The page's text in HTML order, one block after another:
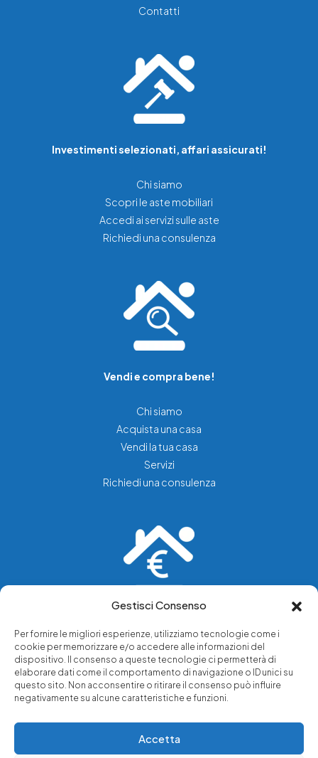
Gestisci Consenso
Per fornire le migliori esperienze, utilizziamo tecnologie come i
cookie per memorizzare e/o accedere alle informazioni del
dispositivo. Il consenso a queste tecnologie ci permetterà di
elaborare dati come il comportamento di navigazione o ID unici su
questo sito. Non acconsentire o ritirare il consenso può influire
negativamente su alcune caratteristiche e funzioni.
Accetta
Contatti
Investimenti selezionati, affari assicurati!
Chi siamo
Scopri le aste mobiliari
Accedi ai servizi sulle aste
Richiedi una consulenza
Vendi e compra bene!
Chi siamo
Acquista una casa
Vendi la tua casa
Servizi
Richiedi una consulenza
Chi siamo
Servizi di tutela legale
Notizie e approfondimenti